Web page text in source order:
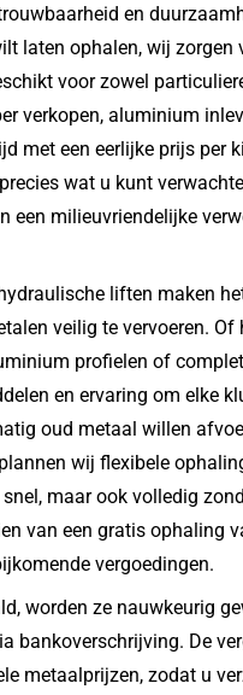
en
laten ophalen, wij zorgen
voor zowel
verkopen, aluminium
met een eerlijke prijs per
wat u kunt
een milieuvriendelijke
liften maken
veilig te vervoeren. Of
profielen of
en ervaring om elke
oud metaal willen
wij flexibele
maar ook volledig
van een gratis ophaling
vergoedingen.
worden ze nauwkeurig
bankoverschrijving. De
metaalprijzen, zodat u